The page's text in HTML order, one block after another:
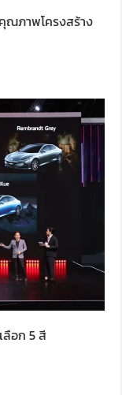
ภาพโครงสร้าง
ลือก 5 สี